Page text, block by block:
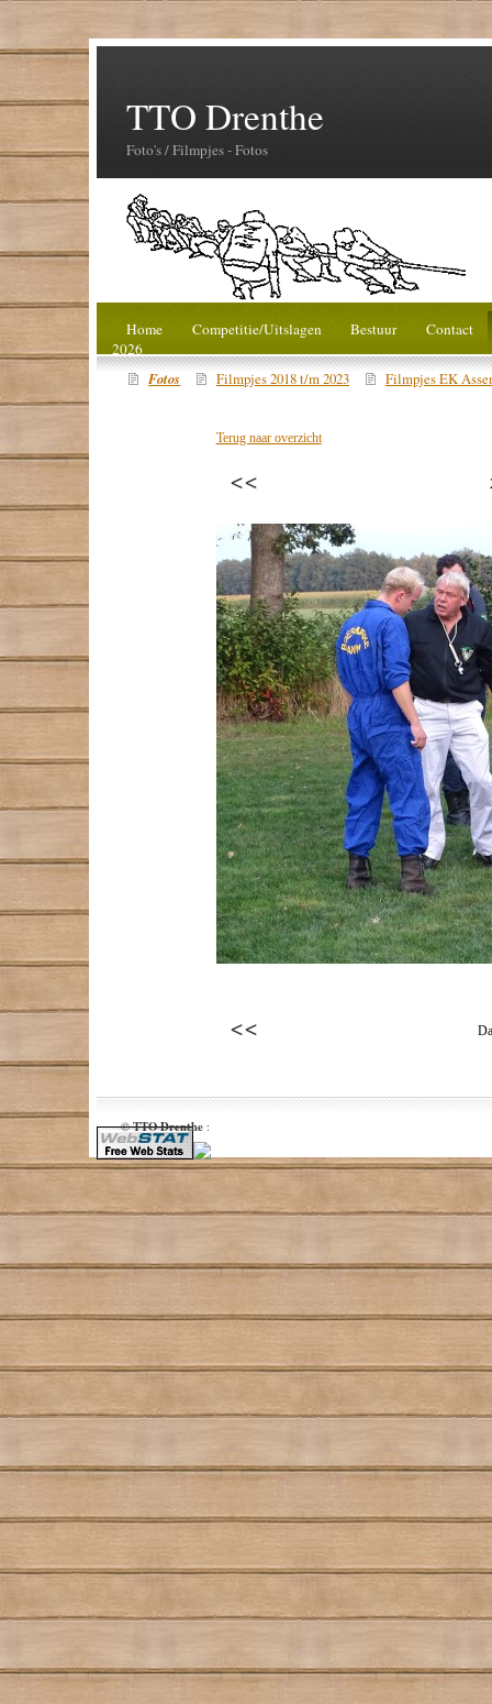
TTO Drenthe
Foto's / Filmpjes - Fotos
Home Competitie/Uitslagen Bestuur
Contact
2026
Fotos
Filmpjes 2018 t/m 2023 Filmpjes EK
Terug naar overzicht
©TTO Drenthe: